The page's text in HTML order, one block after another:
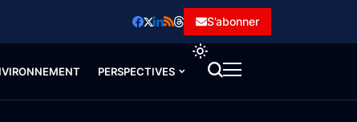
S’abonner
PERSPECTIVES